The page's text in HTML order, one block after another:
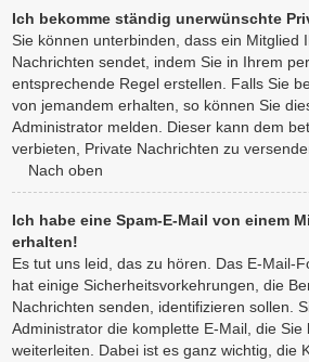
Ich bekomme ständig unerwünschte
Sie können unterbinden, dass ein Mitglied
Nachrichten sendet, indem Sie in Ihrem
entsprechende Regel erstellen. Falls Sie
von jemandem erhalten, so können Sie
Administrator melden. Dieser kann dem
verbieten, Private Nachrichten zu
Nach oben
Ich habe eine Spam-E-Mail von einem
erhalten!
Es tut uns leid, das zu hören. Das E-Mail-
hat einige Sicherheitsvorkehrungen, die
Nachrichten senden, identifizieren sollen.
Administrator die komplette E-Mail, die Sie
weiterleiten. Dabei ist es ganz wichtig, die